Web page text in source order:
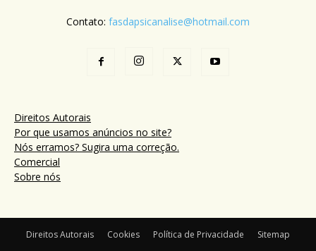
Contato: fasdapsicanalise@hotmail.com
Direitos Autorais
Por que usamos anúncios no site?
Nós erramos? Sugira uma correção.
Comercial
Sobre nós
Direitos Autorais Cookies Política de Privacidade Sitemap